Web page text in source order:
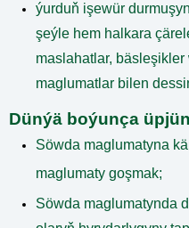
ýurduň işewür
şeýle hem halkara
maslahatlar,
maglumatlar bilen
Dünýä boýunça
Söwda maglumatyna
maglumaty goşmak;
Söwda maglumatynda